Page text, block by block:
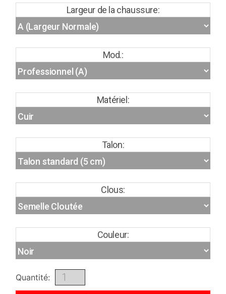
Largeur de la chaussure:
Mod.:
Matériel:
Talon:
Clous:
Couleur:
Quantité: